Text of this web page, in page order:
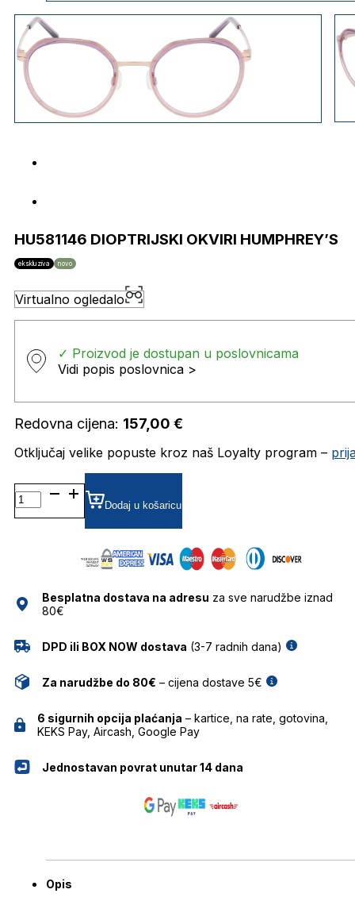
HU581146 DIOPTRIJSKI OKVIRI HUMPHREY’S
ekskluziva novo
Virtualno ogledalo
✓ Proizvod je dostupan u poslovnicama
Vidi popis poslovnica >
Redovna cijena: 157,00 €
Otključaj velike popuste kroz naš Loyalty program –
HU581146 DIOPTRIJSKI
OKVIRI
HUMPHREY'S
Dodaj u košaricu
Besplatna dostava na adresu za sve narudžbe iznad
80€
DPD ili BOX NOW dostava (3-7 radnih dana)
Za narudžbe do 80€ – cijena dostave 5€
6 sigurnih opcija plaćanja – kartice, na rate, gotovina,
KEKS Pay, Aircash, Google Pay
Jednostavan povrat unutar 14 dana
Opis